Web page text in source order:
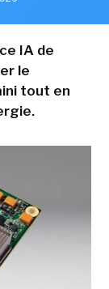
IA de
le
tout en